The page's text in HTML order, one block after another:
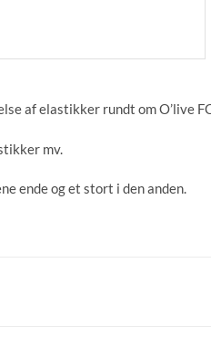
af elastikker rundt om
mv.
ende og et stort i den anden.